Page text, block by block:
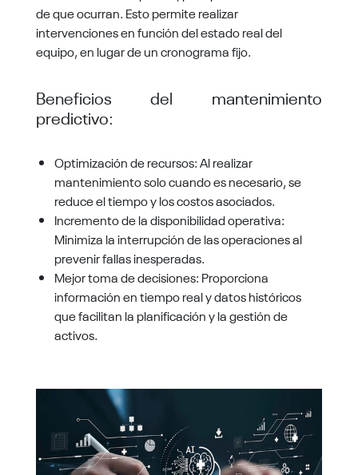
de que ocurran. Esto permite realizar
intervenciones en función del estado real del
equipo, en lugar de un cronograma fijo.
Beneficios del mantenimiento
predictivo:
Optimización de recursos: Al realizar
mantenimiento solo cuando es necesario, se
reduce el tiempo y los costos asociados.
Incremento de la disponibilidad operativa:
Minimiza la interrupción de las operaciones al
prevenir fallas inesperadas.
Mejor toma de decisiones: Proporciona
información en tiempo real y datos históricos
que facilitan la planificación y la gestión de
activos.